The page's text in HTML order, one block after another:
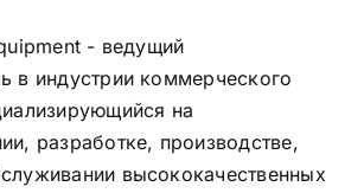
- ведущий
в индустрии коммерческого
на
разработке, производстве,
высококачественных